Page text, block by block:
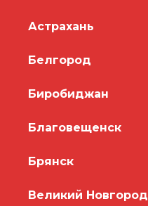
Астрахань
Белгород
Биробиджан
Благовещенск
Брянск
Великий Новгород